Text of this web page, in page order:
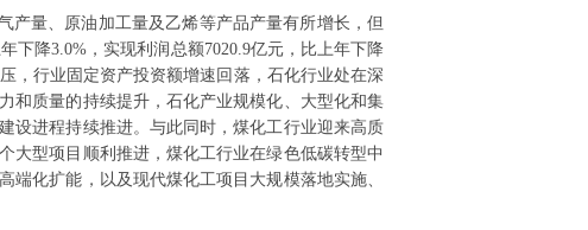
产量、原油加工量及乙烯等产品产量有所增长，但
下降3.0%，实现利润总额7020.9亿元，比上年下降
，行业固定资产投资额增速回落，石化行业处在深
和质量的持续提升，石化产业规模化、大型化和集
设进程持续推进。与此同时，煤化工行业迎来高质
大型项目顺利推进，煤化工行业在绿色低碳转型中
化扩能，以及现代煤化工项目大规模落地实施、